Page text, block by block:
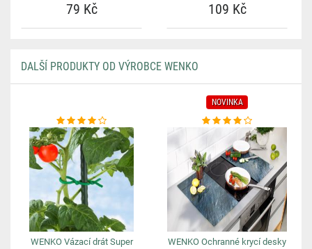
79 Kč 109 Kč
DALŠÍ PRODUKTY OD VÝROBCE WENKO
WENKO Vázací drát Super
NOVINKA
WENKO Ochranné krycí desky